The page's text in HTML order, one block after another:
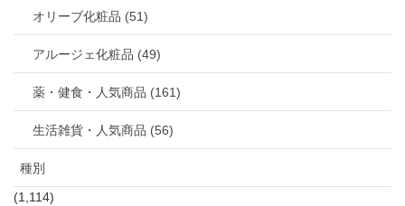
オリーブ化粧品 (51)
アルージェ化粧品 (49)
薬・健食・人気商品 (161)
生活雑貨・人気商品 (56)
種別
(1,114)